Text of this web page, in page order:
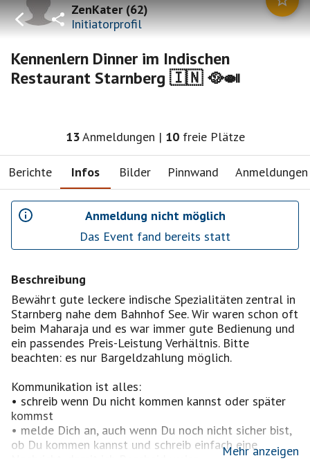
ZenKater(62)
Initiatorprofil
Kennenlern Dinner im Indischen
Restaurant Starnberg 🇮🇳 🥘🍛
13Anmeldungen | 10 freie Plätze
Berichte Infos Bilder Pinnwand Anmeldungen
Anmeldung nicht möglich
Das Event fand bereits statt
Beschreibung
Bewährt gute leckere indische Spezialitäten zentral in
Starnberg nahe dem Bahnhof See. Wir waren schon oft
beim Maharaja und es war immer gute Bedienung und
ein passendes Preis-Leistung Verhältnis. Bitte
beachten: es nur Bargeldzahlung möglich.
Kommunikation ist alles:
• schreib wenn Du nicht kommen kannst oder später
kommst
• melde Dich an, auch wenn Du noch nicht sicher bist,
ob Du kommen kannst und schreib einfach eineMehr anzeigen